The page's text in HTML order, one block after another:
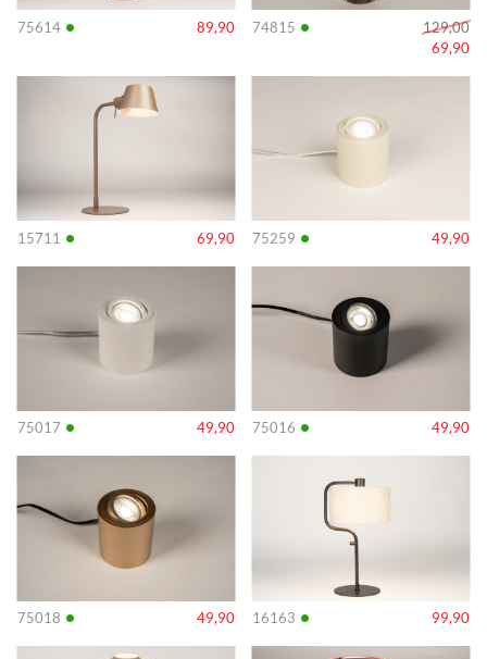
75614 • 89,90 74815 •
129,00
69,90
15711 • 69,90
Info
75259 • 49,90
Info
75017 • 49,90
Info
75016 • 49,90
Info
75018 • 49,90
Info
16163 • 99,90
Info
Info Info